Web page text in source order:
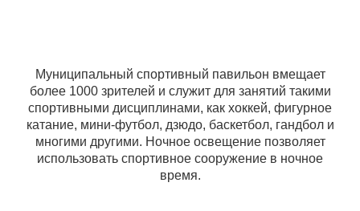
Муниципальный спортивный павильон вмещает
более 1000 зрителей и служит для занятий такими
спортивными дисциплинами, как хоккей, фигурное
катание, мини-футбол, дзюдо, баскетбол, гандбол и
многими другими. Ночное освещение позволяет
использовать спортивное сооружение в ночное
время.